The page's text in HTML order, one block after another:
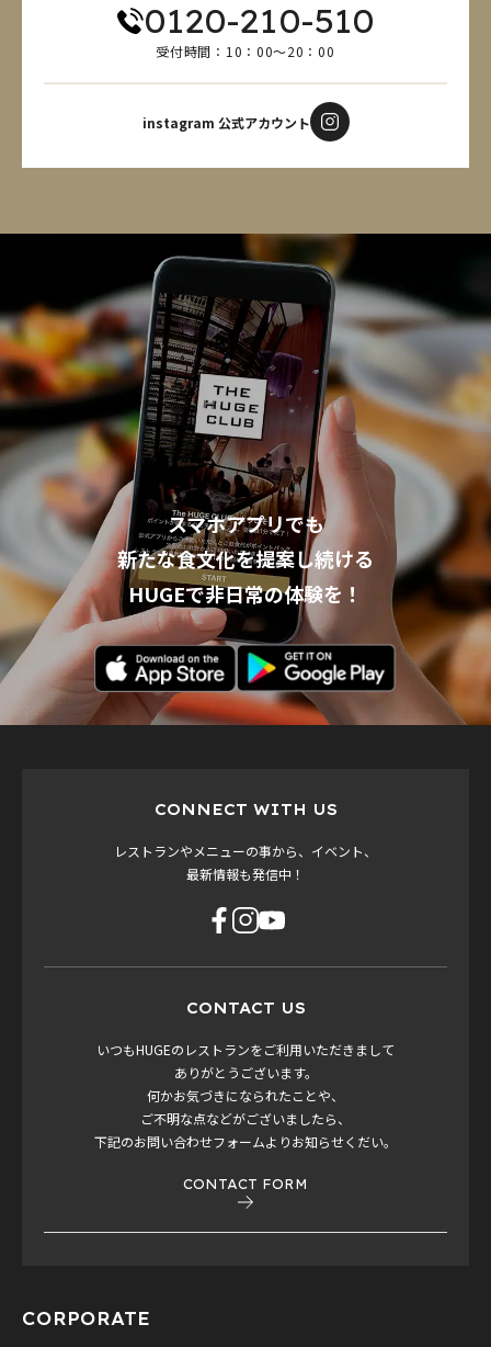
0120-210-510
受付時間：10：00～20：00
instagram 公式アカウント
スマホアプリでも
新たな食文化を提案し続ける
HUGEで非日常の体験を！
CONNECT WITH US
レストランやメニューの事から、イベント、
最新情報も発信中！
CONTACT US
いつもHUGEのレストランをご利用いただきまして
ありがとうございます。
何かお気づきになられたことや、
ご不明な点などがございましたら、
下記のお問い合わせフォームよりお知らせくだい。
CONTACT FORM
CORPORATE